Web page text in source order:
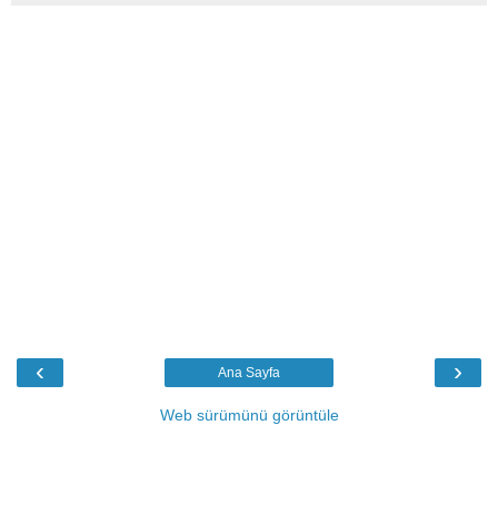
‹ ›
Ana Sayfa
Web sürümünü görüntüle